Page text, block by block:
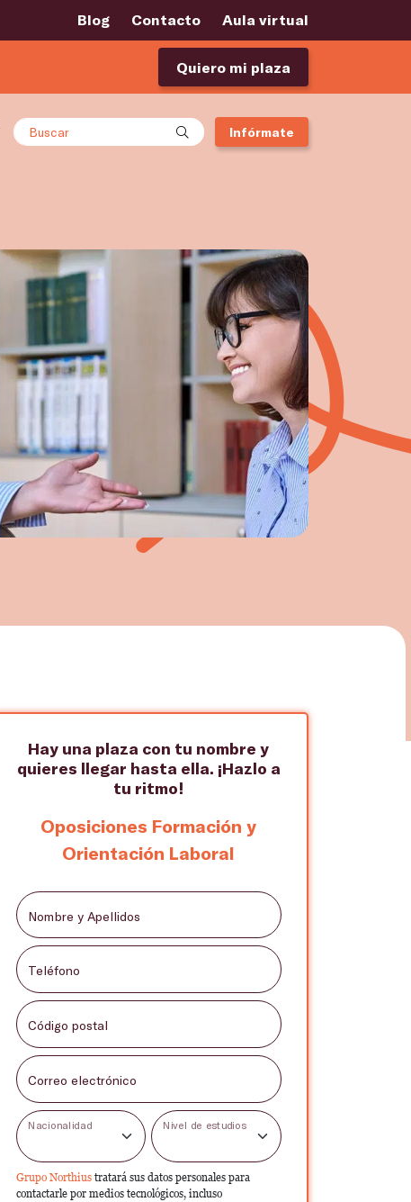
Blog Contacto Aula virtual
Quiero mi plaza
Buscar Infórmate
Hay una plaza con tu nombre y
quieres llegar hasta ella. ¡Hazlo a
tu ritmo!
Oposiciones Formación y
Orientación Laboral
Nombre y Apellidos
Teléfono
Código postal
Correo electrónico
Nacionalidad Nivel de estudios
Grupo Northius tratará sus datos personales para
contactarle por medios tecnológicos, incluso